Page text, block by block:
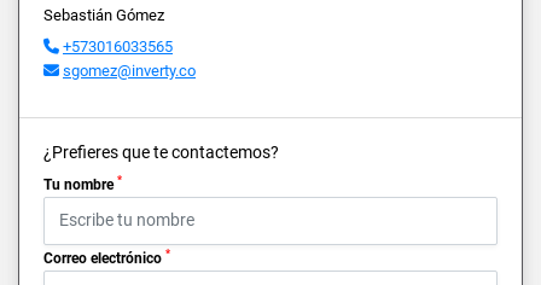
Sebastián Gómez
+573016033565
sgomez@inverty.co
¿Prefieres que te contactemos?
Tu nombre *
Correo electrónico *